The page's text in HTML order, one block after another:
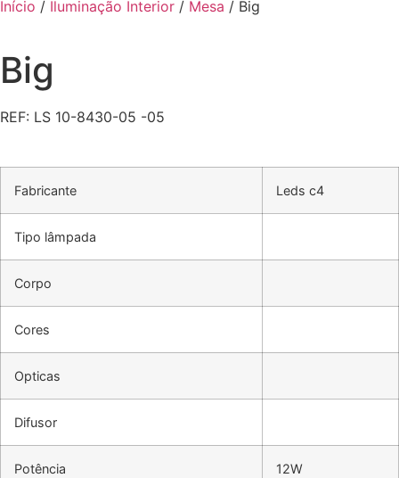
Início / Iluminação Interior / Mesa / Big
Big
REF: LS 10-8430-05 -05
Fabricante Leds c4
Tipo lâmpada
Corpo
Cores
Opticas
Difusor
Potência 12W